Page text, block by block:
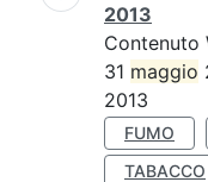
2013
Contenuto
31 maggio
2013
FUMO
TABACCO